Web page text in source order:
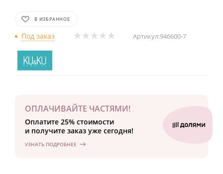
В ИЗБРАННОЕ
Под заказ Артикул:946600-7
ОПЛАЧИВАЙТЕ ЧАСТЯМИ!
Оплатите 25% стоимости
и получите заказ уже сегодня!
УЗНАТЬ ПОДРОБНЕЕ